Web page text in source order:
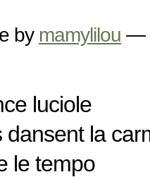
by mamylilou —
luciole
dansent la
le tempo